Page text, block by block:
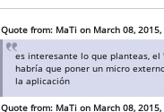
Quote from: MaTi on March 08,
es interesante lo que planteas,
habría que poner un micro
la aplicación
Quote from: MaTi on March 08,